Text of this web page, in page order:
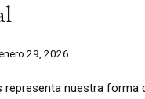
29, 2026
representa nuestra forma